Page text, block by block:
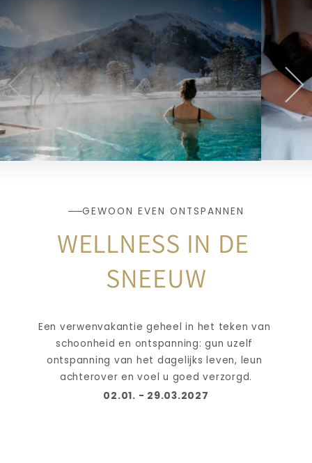
GEWOON EVEN ONTSPANNEN
WELLNESS IN DE
SNEEUW
Een verwenvakantie geheel in het teken van
schoonheid en ontspanning: gun uzelf
ontspanning van het dagelijks leven, leun
achterover en voel u goed verzorgd.
02.01. - 29.03.2027